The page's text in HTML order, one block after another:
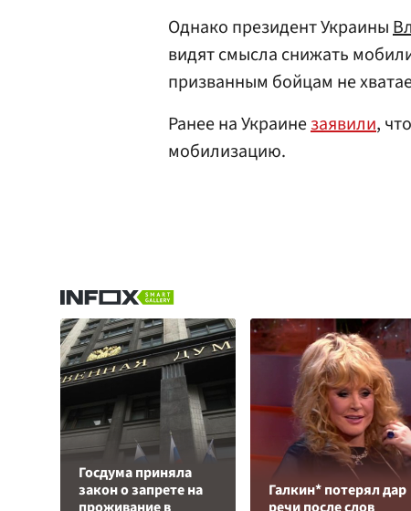
Однако президент Украины
видят смысла снижать
призванным бойцам не
Ранее на Украинезаявили,
мобилизацию.
Госдума приняла
закон о запрете на
Галкин* потерял дар